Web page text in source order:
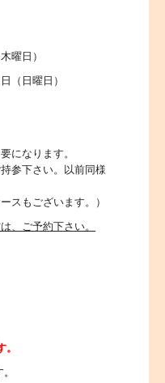
曜日）
（日曜日）
になります。
参下さい。以前同様
スもございます。）
、ご予約下さい。